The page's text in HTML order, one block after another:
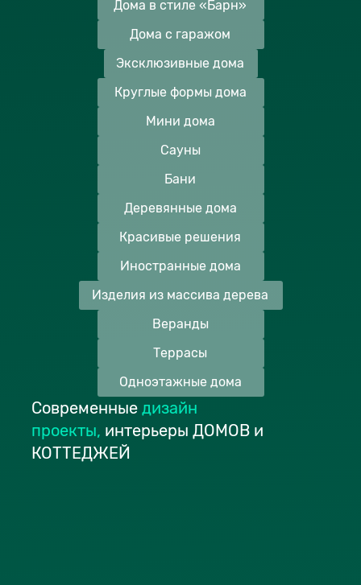
Дома в стиле «Барн»
Дома с гаражом
Эксклюзивные дома
Круглые формы дома
Мини дома
Сауны
Бани
Деревянные дома
Красивые решения
Иностранные дома
Изделия из массива дерева
Веранды
Террасы
Одноэтажные дома
Современные дизайн
проекты, интерьеры ДОМОВ и
КОТТЕДЖЕЙ